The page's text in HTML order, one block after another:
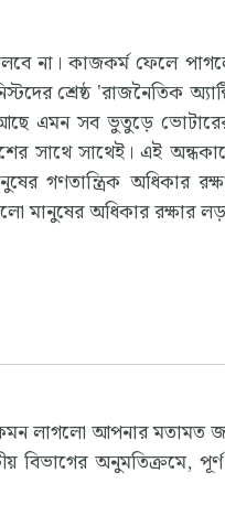
না। কাজকর্ম ফেলে
শ্রেষ্ঠ 'রাজনৈতিক
আছে এমন সব ভুতুড়ে
সাথে সাথেই। এই
গণতান্ত্রিক
মানুষের অধিকার রক্ষার
লাগলো আপনার মতামত
বিভাগের অনুমতিক্রমে,